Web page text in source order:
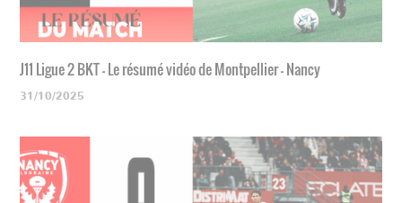
J11 Ligue 2 BKT - Le résumé vidéo de Montpellier - Nancy
31/10/2025